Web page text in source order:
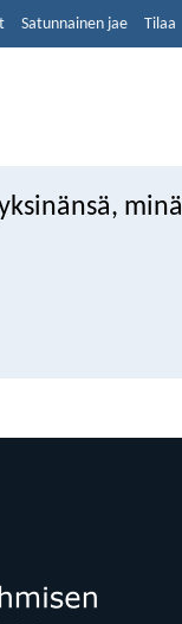
Satunnainen jae Tilaa
minä